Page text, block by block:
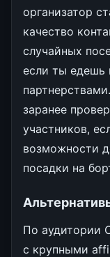
организатор
качество
случайных
если ты едешь
заранее
участников,
возможности
посадки на
По аудитории
с крупными